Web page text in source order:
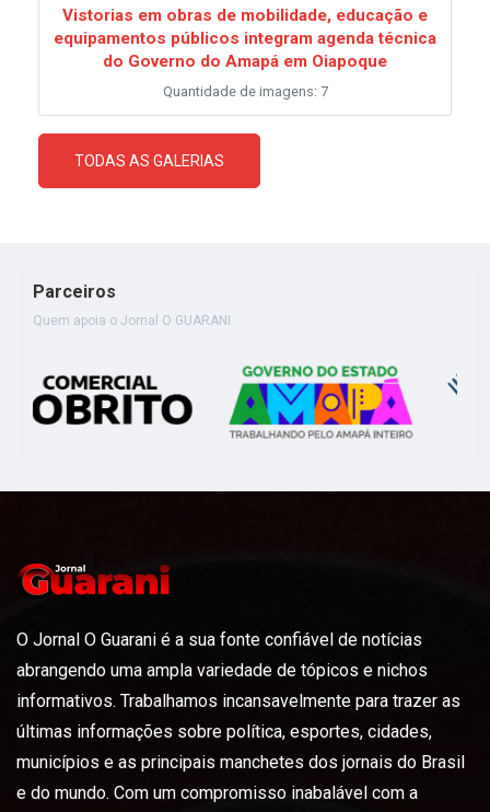
Vistorias em obras de mobilidade, educação e
equipamentos públicos integram agenda técnica
do Governo do Amapá em Oiapoque
Quantidade de imagens: 7
TODAS AS GALERIAS
Parceiros
Quem apoia o Jornal O GUARANI
O Jornal O Guarani é a sua fonte confiável de notícias
abrangendo uma ampla variedade de tópicos e nichos
informativos. Trabalhamos incansavelmente para trazer as
últimas informações sobre política, esportes, cidades,
municípios e as principais manchetes dos jornais do Brasil
e do mundo. Com um compromisso inabalável com a